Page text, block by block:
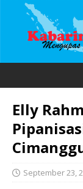
Elly
September 23,